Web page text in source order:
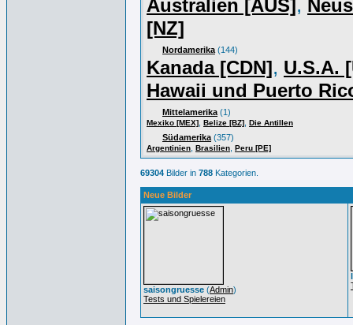
Australien [AUS],
[NZ]
Nordamerika (144)
Kanada [CDN], U.S.A.
Hawaii und Puerto
Mittelamerika (1)
Mexiko [MEX] Belize [BZ] Die Antillen
Südamerika (357)
Argentinien Brasilien Peru [PE]
69304 Bilder in 788 Kategorien.
Neue Bilder
saisongruesse (Admin)
Tests und Spielereien